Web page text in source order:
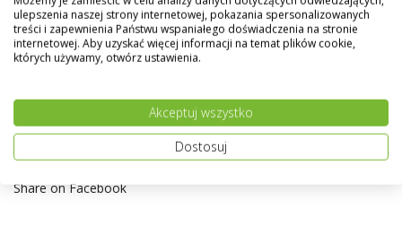
Share on Facebook
ulepszenia naszej strony internetowej, pokazania spersonalizowanych
treści i zapewnienia Państwu wspaniałego doświadczenia na stronie
internetowej. Aby uzyskać więcej informacji na temat plików cookie,
których używamy, otwórz ustawienia.
Akceptuj wszystko
Dostosuj